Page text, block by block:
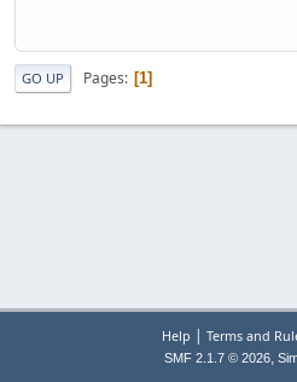
GO UP Pages 1
Help | Terms and
SMF 2.1.7 © 2026,